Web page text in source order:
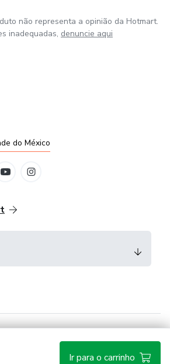
Ir para o carrinho
não representa a opinião da Hotmart.
inadequadas, denuncie aqui
do México